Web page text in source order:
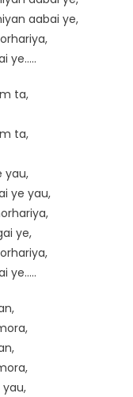
aabai ye,
ye…..
ta,
ta,
yau,
ye yau,
ye,
ye…..